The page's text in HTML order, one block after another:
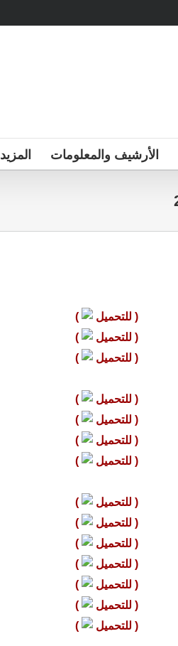
الأرشيف والمعلومات المزيد
( للتحميل
)
( للتحميل
)
( للتحميل )
( للتحميل
)
( للتحميل
)
( للتحميل
)
( للتحميل )
( للتحميل
)
( للتحميل
)
( للتحميل
)
( للتحميل
)
( للتحميل
)
( للتحميل
)
( للتحميل )